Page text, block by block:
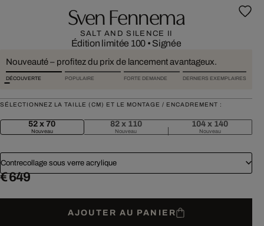
Sven Fennema
SALT AND SILENCE II
Édition limitée 100 • Signée
Nouveauté – profitez du prix de lancement avantageux.
DÉCOUVERTE POPULAIRE FORTE DEMANDE DERNIERS EXEMPLAIRES
SÉLECTIONNEZ LA TAILLE (CM) ET LE MONTAGE / ENCADREMENT :
52 x 70
Nouveau
82 x 110
Nouveau
104 x 140
Nouveau
Contrecollage sous verre acrylique
€ 649
AJOUTER AU PANIER